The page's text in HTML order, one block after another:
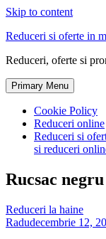
Skip to content
Reduceri si oferte in
Reduceri, oferte si
Primary Menu
Cookie Policy
Reduceri online
Reduceri si
si reduceri
Rucsac
Reduceri la haine
Radudecembrie 12,